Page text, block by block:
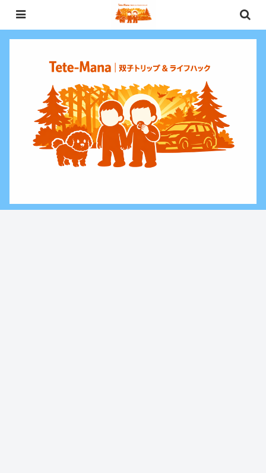
0歳〜未就学児（3歳）双子との週末お出かけ・子連れ旅行情報と、暮らしに役
立つお金・ライフハックをお届けする双子ファミリーブログ。